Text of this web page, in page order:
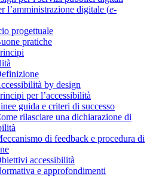
l’amministrazione digitale (e-
progettuale
pratiche
by design
per l’accessibilità
guida e criteri di successo
rilasciare una dichiarazione di
di feedback e procedura di
accessibilità
e approfondimenti